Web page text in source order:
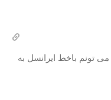
باخط ایرانسل به